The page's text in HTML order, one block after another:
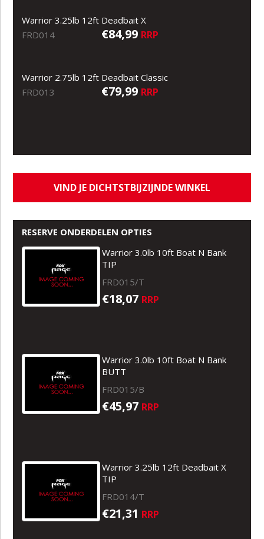
Warrior 3.25lb 12ft Deadbait X
FRD014
€84,99 RRP
Warrior 2.75lb 12ft Deadbait Classic
FRD013
€79,99 RRP
VIND JE DICHTSTBIJZIJNDE WINKEL
RESERVE ONDERDELEN OPTIES
Warrior 3.0lb 10ft Boat N Bank
TIP
FRD015/T
€18,07 RRP
Warrior 3.0lb 10ft Boat N Bank
BUTT
FRD015/B
€45,97 RRP
Warrior 3.25lb 12ft Deadbait X
TIP
FRD014/T
€21,31 RRP